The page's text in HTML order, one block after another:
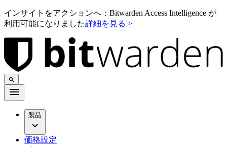
インサイトをアクションへ：Bitwarden Access Intelligence が
利用可能になりました詳細を見る >
製品
価格設定